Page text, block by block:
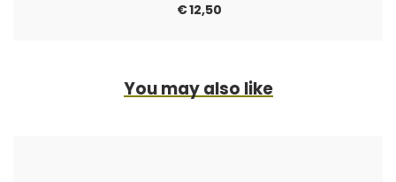
€12,50
You may also like